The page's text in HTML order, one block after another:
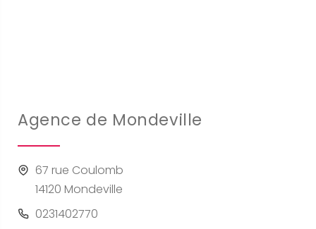
Agence de Mondeville
67 rue Coulomb
14120 Mondeville
0231402770